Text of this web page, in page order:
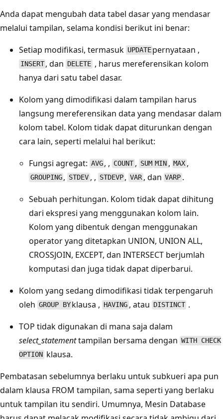
Anda dapat mengubah data tabel dasar yang mendasar
melalui tampilan, selama kondisi berikut ini benar:
Setiap modifikasi, termasuk UPDATE pernyataan ,
INSERT , dan DELETE , harus mereferensikan kolom
hanya dari satu tabel dasar.
Kolom yang dimodifikasi dalam tampilan harus
langsung mereferensikan data yang mendasar dalam
kolom tabel. Kolom tidak dapat diturunkan dengan
cara lain, seperti melalui hal berikut:
Fungsi agregat: AVG , , COUNT, SUM MIN, MAX ,
GROUPING , STDEV, , STDEVP ,VAR, dan VARP .
Sebuah perhitungan. Kolom tidak dapat dihitung
dari ekspresi yang menggunakan kolom lain.
Kolom yang dibentuk dengan menggunakan
operator yang ditetapkan UNION, UNION ALL,
CROSSJOIN, EXCEPT, dan INTERSECT berjumlah
komputasi dan juga tidak dapat diperbarui.
Kolom yang sedang dimodifikasi tidak terpengaruh
oleh GROUP BY klausa , HAVING , atau DISTINCT .
TOP tidak digunakan di mana saja dalam
select_statementtampilan bersama dengan WITH CHECK
OPTION klausa.
Pembatasan sebelumnya berlaku untuk subkueri apa pun
dalam klausa FROM tampilan, sama seperti yang berlaku
untuk tampilan itu sendiri. Umumnya, Mesin Database